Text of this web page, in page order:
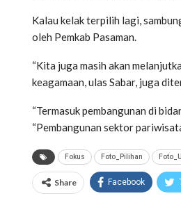
Kalau kelak terpilih lagi,
oleh Pemkab Pasaman.
“Kita juga masih akan
keagamaan, ulas Sabar, juga
“Termasuk pembangunan di
“Pembangunan sektor
Fokus Foto_Pilihan
Share Facebook